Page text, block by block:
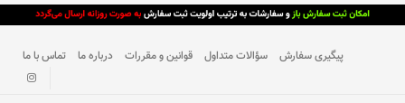
پیگیری سفارش سؤالات متداول قوانین و مقررات درباره ما تماس با ما